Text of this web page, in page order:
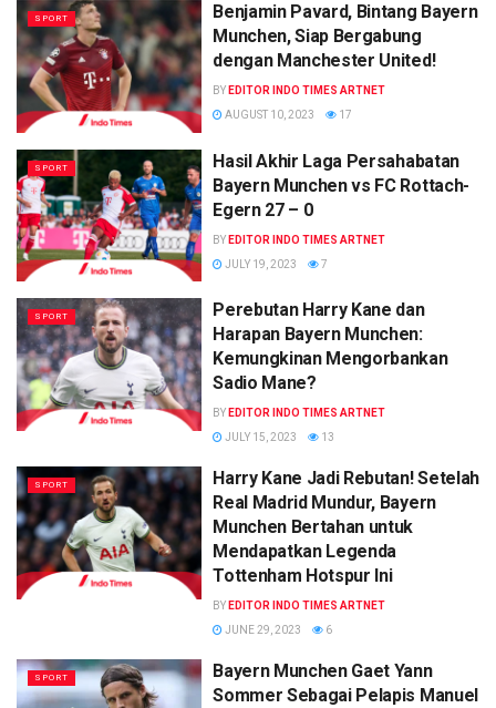
SPORT
Benjamin Pavard, Bintang Bayern
Munchen, Siap Bergabung
dengan Manchester United!
BY EDITOR INDO TIMES ARTNET
AUGUST 10, 2023
17
SPORT
Hasil Akhir Laga Persahabatan
Bayern Munchen vs FC Rottach-
Egern 27 – 0
BY EDITOR INDO TIMES ARTNET
JULY 19, 2023
7
SPORT
Perebutan Harry Kane dan
Harapan Bayern Munchen:
Kemungkinan Mengorbankan
Sadio Mane?
BY EDITOR INDO TIMES ARTNET
JULY 15, 2023
13
SPORT
Harry Kane Jadi Rebutan! Setelah
Real Madrid Mundur, Bayern
Munchen Bertahan untuk
Mendapatkan Legenda
Tottenham Hotspur Ini
BY EDITOR INDO TIMES ARTNET
JUNE 29, 2023
6
SPORT
Bayern Munchen Gaet Yann
Sommer Sebagai Pelapis Manuel